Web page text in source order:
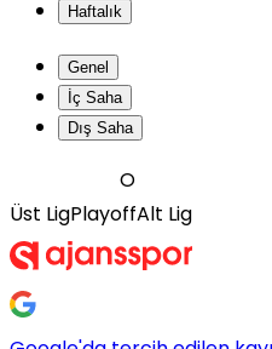
Haftalık
Genel
İç Saha
Dış Saha
O
Üst LigPlayoffAlt Lig